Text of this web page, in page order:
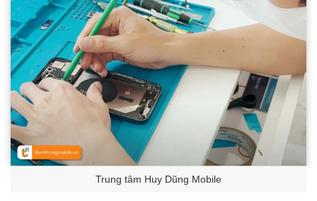
Trung tâm Huy Dũng Mobile